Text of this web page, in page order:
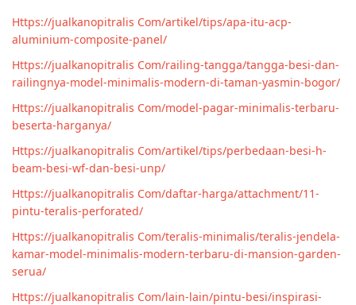
Https://jualkanopitralis Com/artikel/tips/apa-itu-acp-
aluminium-composite-panel/
Https://jualkanopitralis Com/railing-tangga/tangga-besi-dan-
railingnya-model-minimalis-modern-di-taman-yasmin-bogor/
Https://jualkanopitralis Com/model-pagar-minimalis-terbaru-
beserta-harganya/
Https://jualkanopitralis Com/artikel/tips/perbedaan-besi-h-
beam-besi-wf-dan-besi-unp/
Https://jualkanopitralis Com/daftar-harga/attachment/11-
pintu-teralis-perforated/
Https://jualkanopitralis Com/teralis-minimalis/teralis-jendela-
kamar-model-minimalis-modern-terbaru-di-mansion-garden-
serua/
Https://jualkanopitralis Com/lain-lain/pintu-besi/inspirasi-